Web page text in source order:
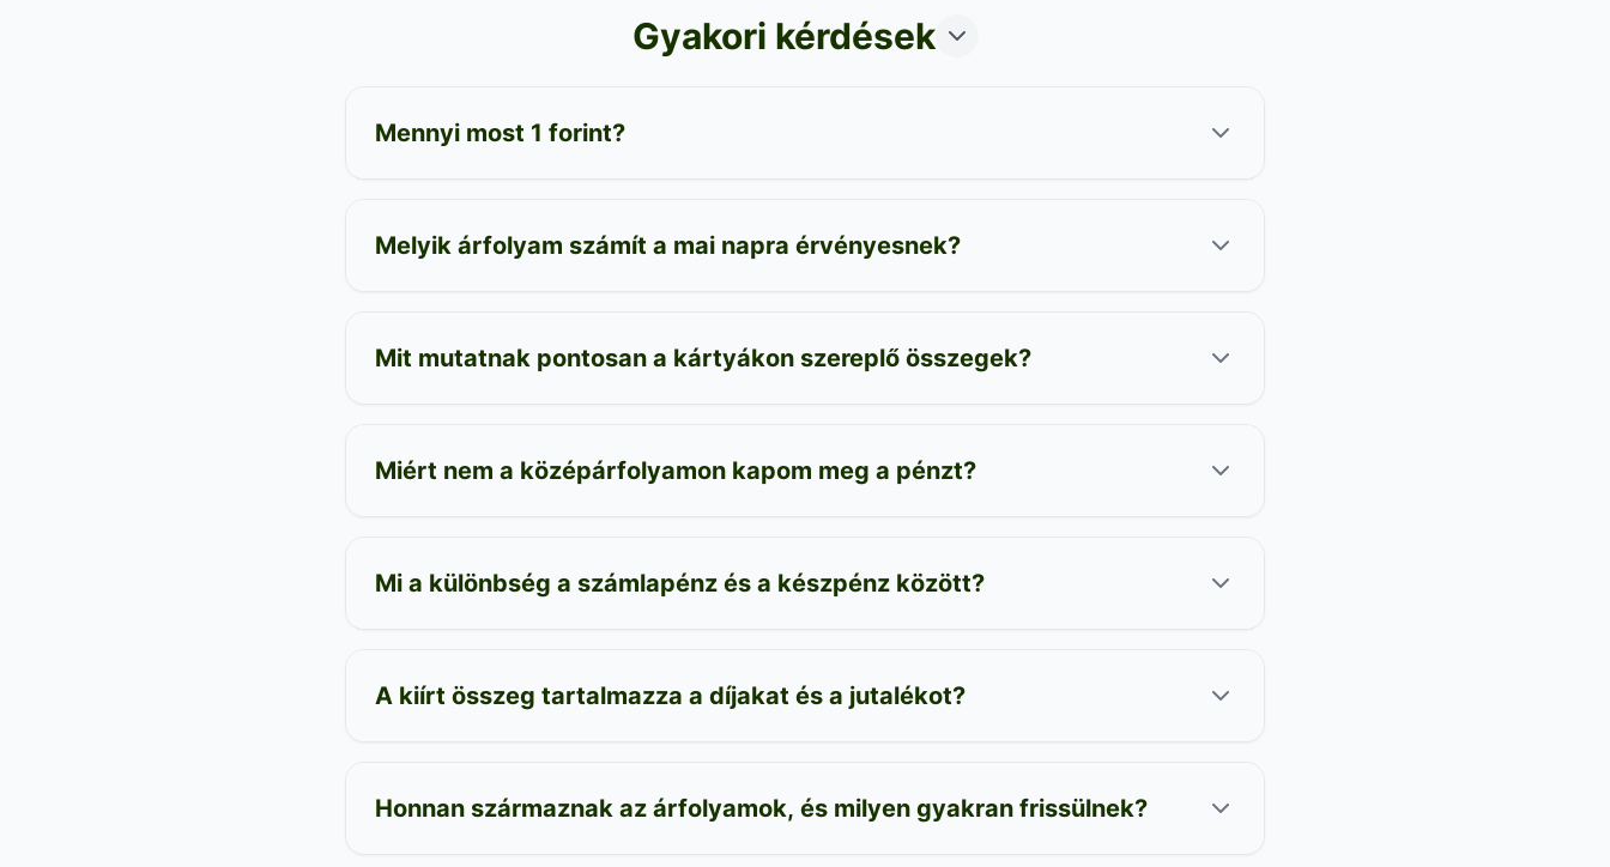
Gyakori kérdések
Mennyi most 1 forint?
Melyik árfolyam számít a mai napra érvényesnek?
Mit mutatnak pontosan a kártyákon szereplő összegek?
Miért nem a középárfolyamon kapom meg a pénzt?
Mi a különbség a számlapénz és a készpénz között?
A kiírt összeg tartalmazza a díjakat és a jutalékot?
Honnan származnak az árfolyamok, és milyen gyakran frissülnek?